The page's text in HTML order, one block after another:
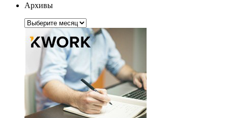
Архивы
Архивы